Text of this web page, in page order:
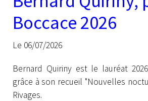
Boccace 2026
Le 06/07/2026
Bernard Quiriny est le lauréat
grâce à son recueil "Nouvelles
Rivages.